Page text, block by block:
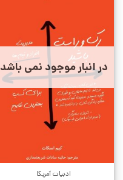
در انبار موجود نمی باشد
ادبیات آمریکا